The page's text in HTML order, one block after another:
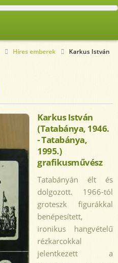
Híres emberek Karkus István
Karkus István
(Tatabánya, 1946.
- Tatabánya,
1995.)
grafikusművész
Tatabányán élt és
dolgozott. 1966-tól
groteszk figurákkal
benépesített,
ironikus hangvételű
rézkarcokkal
jelentkezett a